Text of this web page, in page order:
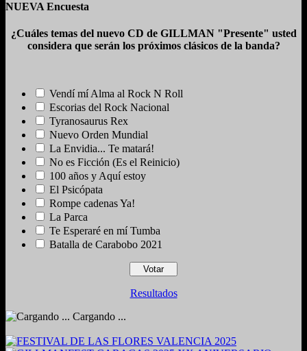
NUEVA Encuesta
¿Cuáles temas del nuevo CD de GILLMAN "Presente" usted
considera que serán los próximos clásicos de la banda?
Vendí mí Alma al Rock N Roll
Escorias del Rock Nacional
Tyranosaurus Rex
Nuevo Orden Mundial
La Envidia... Te matará!
No es Ficción (Es el Reinicio)
100 años y Aquí estoy
El Psicópata
Rompe cadenas Ya!
La Parca
Te Esperaré en mí Tumba
Batalla de Carabobo 2021
Resultados
Cargando ...